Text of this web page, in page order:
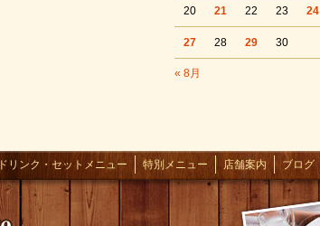
« 8月
20 21 22 23 24
27 28 29 30
ドリンク・セットメニュー 特別メニュー 店舗案内 ブログ